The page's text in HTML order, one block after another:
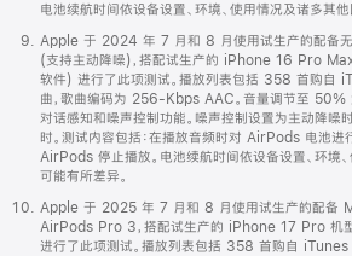
电池续航时间依设备设置、环境、使用情况及诸多其他
Apple 于 2024 年 7 月和 8 月使用试生产的配备
(支持主动降噪)，搭配试生产的 iPhone 16 Pro
软件) 进行了此项测试。播放列表包括 358 首购自
曲，歌曲编码为 256-Kbps AAC。音量调节至 50%
对话感知和噪声控制功能。噪声控制设置为主动降噪
时。测试内容包括：在播放音频时对 AirPods 电池进
AirPods 停止播放。电池续航时间依设备设置、环境
可能有所差异。
Apple 于 2025 年 7 月和 8 月使用试生产的配备
AirPods Pro 3，搭配试生产的 iPhone 17 Pro 机
进行了此项测试。播放列表包括 358 首购自 iTunes